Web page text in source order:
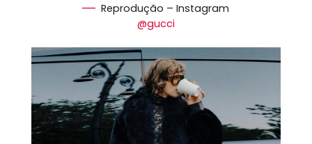
Reprodução – Instagram
@gucci